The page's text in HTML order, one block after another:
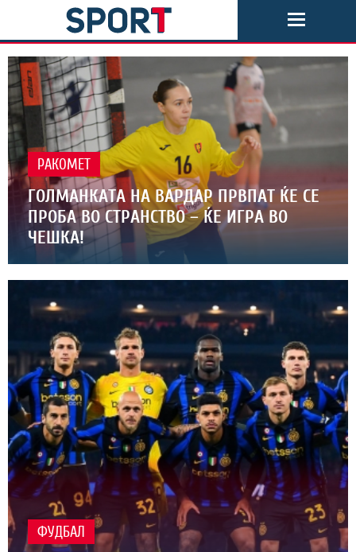
РАКОМЕТ
ГОЛМАНКАТА НА ВАРДАР ПРВПАТ ЌЕ СЕ
ПРОБА ВО СТРАНСТВО – ЌЕ ИГРА ВО
ЧЕШКА!
ФУДБАЛ